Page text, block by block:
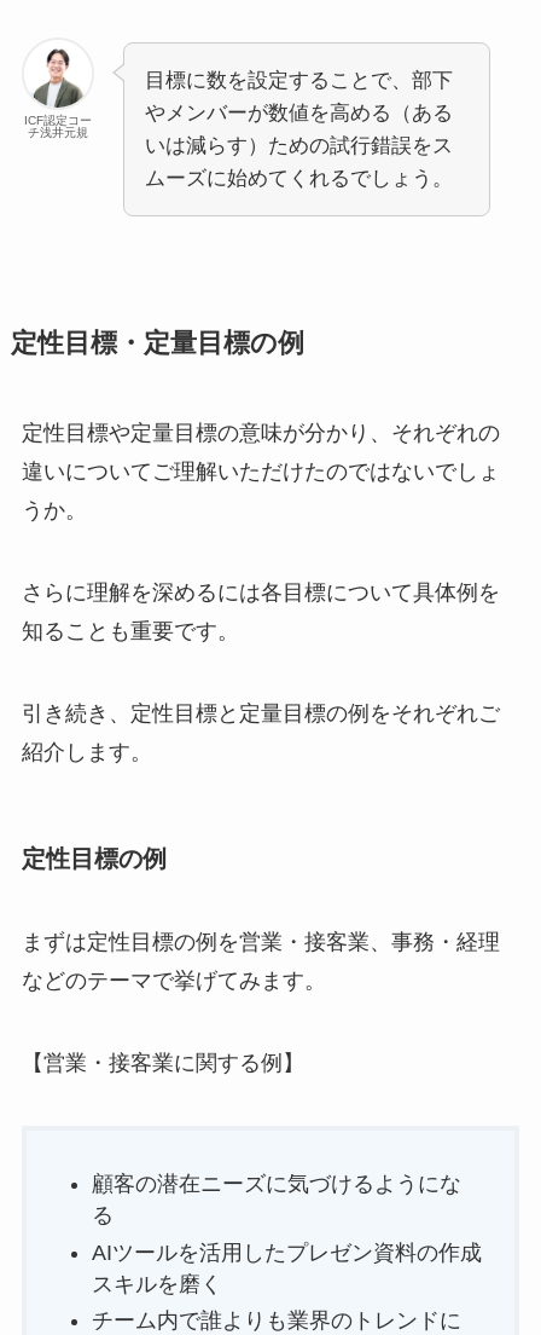
ICF認定コー
チ浅井元規
目標に数を設定することで、部下
やメンバーが数値を高める（ある
いは減らす）ための試行錯誤をス
ムーズに始めてくれるでしょう。
定性目標・定量目標の例
定性目標や定量目標の意味が分かり、それぞれの
違いについてご理解いただけたのではないでしょ
うか。
さらに理解を深めるには各目標について具体例を
知ることも重要です。
引き続き、定性目標と定量目標の例をそれぞれご
紹介します。
定性目標の例
まずは定性目標の例を営業・接客業、事務・経理
などのテーマで挙げてみます。
【営業・接客業に関する例】
顧客の潜在ニーズに気づけるようにな
る
AIツールを活用したプレゼン資料の作成
スキルを磨く
チーム内で誰よりも業界のトレンドに